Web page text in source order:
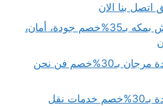
بنا الان
افضل شركه نقل عفش بمكه بـ35%خصم جودة، أمان،
شركات نقل عفش جدة مرجان بـ30%خصم فن نحن
نقل دبش العروسة جدة بـ30%خصم خدمات نقل